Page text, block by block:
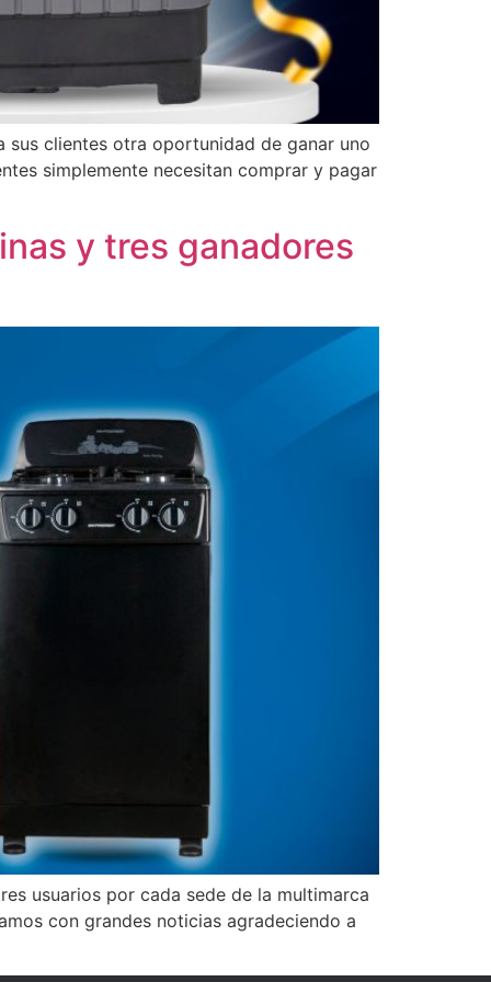
sus clientes otra oportunidad de ganar uno
simplemente necesitan comprar y pagar
y tres ganadores
usuarios por cada sede de la multimarca
con grandes noticias agradeciendo a